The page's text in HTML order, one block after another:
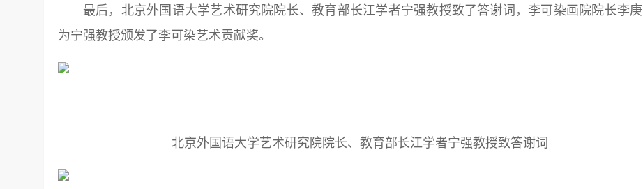
最后，北京外国语大学艺术研究院院长、教育部长江学者宁强教授致了答谢词，李可染画院院长李庚
为宁强教授颁发了李可染艺术贡献奖。
北京外国语大学艺术研究院院长、教育部长江学者宁强教授致答谢词